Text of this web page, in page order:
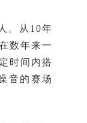
。从10年
数年来一
时间内搭
音的赛场